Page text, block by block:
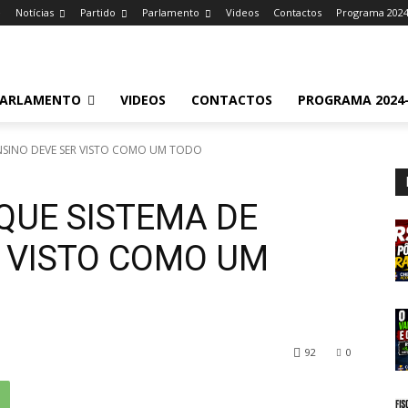
Notícias Partido Parlamento Videos Contactos Programa
VIDEOS CONTACTOS PROGRAMA
DEVE SER VISTO COMO UM TODO
SISTEMA DE
COMO UM
0
92